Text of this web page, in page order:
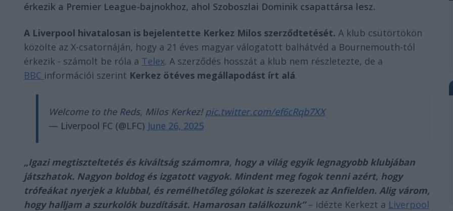
érkezik a Premier League-bajnokhoz, ahol Szoboszlai Dominik csapattársa lesz.
A Liverpool hivatalosan is bejelentette Kerkez Milos szerződtetését. A klub csütörtökön
közölte az X-csatornáján, hogy a 21 éves magyar válogatott balhátvéd a Bournemouth-tól
érkezik - számolt be róla a Telex. A szerződés hosszát a klub nem részletezte, de a
BBC információi szerint Kerkez ötéves megállapodást írt alá.
Welcome to the Reds, Milos Kerkez! pic.twitter.com/ef6cRqb7XX
— Liverpool FC (@LFC) June 26, 2025
„Igazi megtiszteltetés és kiváltság számomra, hogy a világ egyik legnagyobb klubjában
játszhatok. Nagyon boldog és izgatott vagyok. Mindent meg fogok tenni azért, hogy
trófeákat nyerjek a klubbal, és remélhetőleg gólokat is szerezek az Anfielden. Alig várom,
hogy halljam a szurkolók buzdítását. Hamarosan találkozunk”– idézte Kerkezt a Liverpool